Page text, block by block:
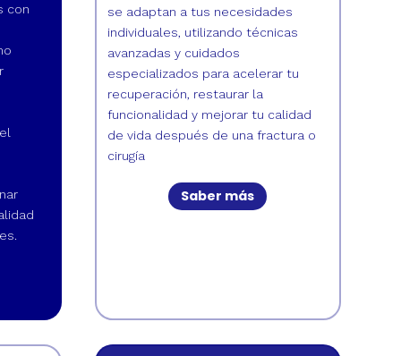
con
se adaptan a tus necesidades
individuales, utilizando técnicas
avanzadas y cuidados
especializados para acelerar tu
recuperación, restaurar la
funcionalidad y mejorar tu calidad
de vida después de una fractura o
cirugía
Saber más